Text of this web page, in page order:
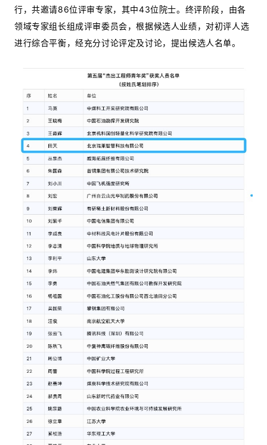
行，共邀请86位评审专家，其中43位院士。终评阶段，由各
领域专家组长组成评审委员会，根据候选人业绩，对初评人选
进行综合平衡，经充分讨论评定及讨论，提出候选人名单。